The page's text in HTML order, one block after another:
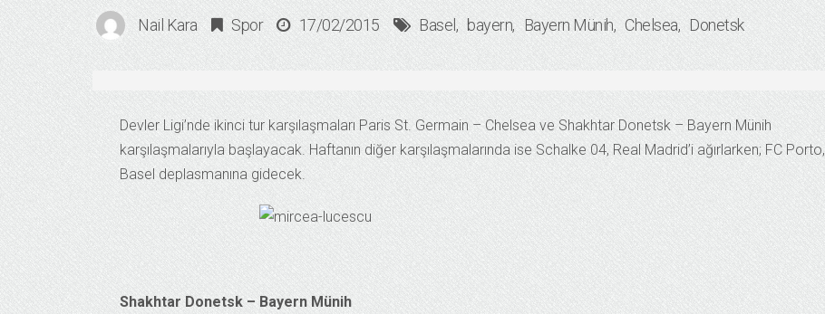
Nail Kara Spor 17/02/2015 Basel bayern Bayern Münih Chelsea Donetsk
Devler Ligi’nde ikinci tur karşılaşmaları Paris St. Germain – Chelsea ve Shakhtar Donetsk – Bayern Münih
karşılaşmalarıyla başlayacak. Haftanın diğer karşılaşmalarında ise Schalke 04, Real Madrid’i ağırlarken; FC Porto,
Basel deplasmanına gidecek.
Shakhtar Donetsk – Bayern Münih